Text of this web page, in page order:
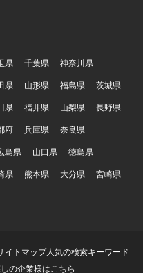
県 千葉県
神奈川県
県 山形県 福島県
茨城県
県 福井県 山梨県
長野県
府 兵庫県
奈良県
島県 山口県
徳島県
県 熊本県 大分県
宮崎県
イトマップ人気の検索キーワード
の企業様はこちら